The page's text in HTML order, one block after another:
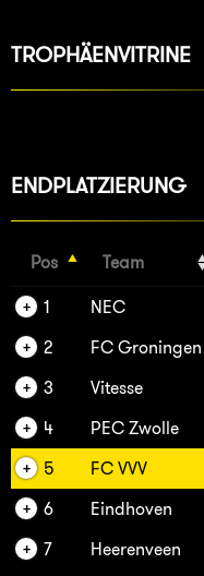
TROPHÄENVITRINE
ENDPLATZIERUNG
Pos Team
1 NEC
2
FC Groningen
3
Vitesse
4
PEC Zwolle
5
FC VVV
6
Eindhoven
7
Heerenveen